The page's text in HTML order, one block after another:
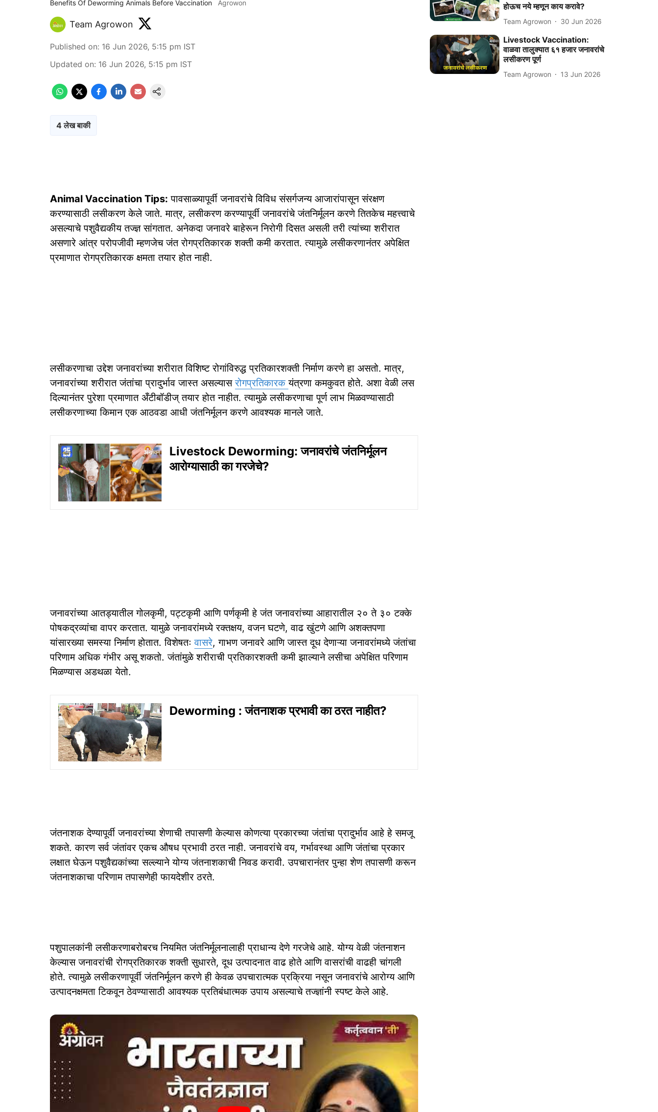
Benefits Of Deworming Animals Before Vaccination Agrowon
Team Agrowon
Published on: 16 Jun 2026, 5:15 pm IST
Updated on: 16 Jun 2026, 5:15 pm IST
4 लेख बाकी
Animal Vaccination Tips: पावसाळ्यापूर्वी जनावरांचे विविध संसर्गजन्य आजारांपासून संरक्षण
करण्यासाठी लसीकरण केले जाते. मात्र, लसीकरण करण्यापूर्वी जनावरांचे जंतनिर्मूलन करणे तितकेच महत्त्वाचे
असल्याचे पशुवैद्यकीय तज्ज्ञ सांगतात. अनेकदा जनावरे बाहेरून निरोगी दिसत असली तरी त्यांच्या शरीरात
असणारे आंत्र परोपजीवी म्हणजेच जंत रोगप्रतिकारक शक्ती कमी करतात. त्यामुळे लसीकरणानंतर अपेक्षित
प्रमाणात रोगप्रतिकारक क्षमता तयार होत नाही.
लसीकरणाचा उद्देश जनावरांच्या शरीरात विशिष्ट रोगांविरुद्ध प्रतिकारशक्ती निर्माण करणे हा असतो. मात्र,
जनावरांच्या शरीरात जंतांचा प्रादुर्भाव जास्त असल्यासरोगप्रतिकारकयंत्रणा कमकुवत होते. अशा वेळी लस
दिल्यानंतर पुरेशा प्रमाणात अँटीबॉडीज् तयार होत नाहीत. त्यामुळे लसीकरणाचा पूर्ण लाभ मिळवण्यासाठी
लसीकरणाच्या किमान एक आठवडा आधी जंतनिर्मूलन करणे आवश्यक मानले जाते.
Livestock Deworming: जनावरांचे जंतनिर्मूलन
आरोग्यासाठी का गरजेचे?
जनावरांच्या आतड्यातील गोलकृमी, पट्टकृमी आणि पर्णकृमी हे जंत जनावरांच्या आहारातील २० ते ३० टक्के
पोषकद्रव्यांचा वापर करतात. यामुळे जनावरांमध्ये रक्तक्षय, वजन घटणे, वाढ खुंटणे आणि अशक्तपणा
यांसारख्या समस्या निर्माण होतात. विशेषतःवासरे, गाभण जनावरे आणि जास्त दूध देणाऱ्या जनावरांमध्ये जंतांचा
परिणाम अधिक गंभीर असू शकतो. जंतांमुळे शरीराची प्रतिकारशक्ती कमी झाल्याने लसीचा अपेक्षित परिणाम
मिळण्यास अडथळा येतो.
Deworming : जंतनाशक प्रभावी का ठरत नाहीत?
जंतनाशक देण्यापूर्वी जनावरांच्या शेणाची तपासणी केल्यास कोणत्या प्रकारच्या जंतांचा प्रादुर्भाव आहे हे समजू
शकते. कारण सर्व जंतांवर एकच औषध प्रभावी ठरत नाही. जनावरांचे वय, गर्भावस्था आणि जंतांचा प्रकार
लक्षात घेऊन पशुवैद्यकांच्या सल्ल्याने योग्य जंतनाशकाची निवड करावी. उपचारानंतर पुन्हा शेण तपासणी करून
जंतनाशकाचा परिणाम तपासणेही फायदेशीर ठरते.
पशुपालकांनी लसीकरणाबरोबरच नियमित जंतनिर्मूलनालाही प्राधान्य देणे गरजेचे आहे. योग्य वेळी जंतनाशन
केल्यास जनावरांची रोगप्रतिकारक शक्ती सुधारते, दूध उत्पादनात वाढ होते आणि वासरांची वाढही चांगली
होते. त्यामुळे लसीकरणापूर्वी जंतनिर्मूलन करणे ही केवळ उपचारात्मक प्रक्रिया नसून जनावरांचे आरोग्य आणि
उत्पादनक्षमता टिकवून ठेवण्यासाठी आवश्यक प्रतिबंधात्मक उपाय असल्याचे तज्ज्ञांनी स्पष्ट केले आहे.
होऊच नये म्हणून काय करावे?
Team Agrowon 30 Jun 2026
Livestock Vaccination:
वाळवा तालुक्यात ६१ हजार जनावरांचे
लसीकरण पूर्ण
Team Agrowon 13 Jun 2026